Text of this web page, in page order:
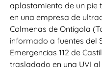
aplastamiento de un pie
en una empresa de
Colmenas de Ontígola
informado a fuentes del
Emergencias 112 de
trasladado en una UVI